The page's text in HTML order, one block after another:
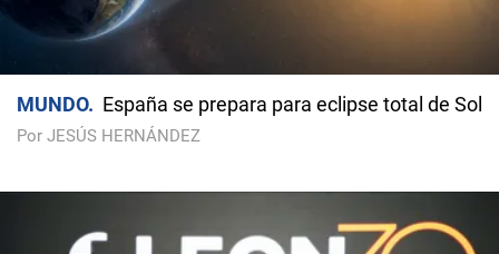
MUNDO España se prepara para eclipse total de Sol
Por JESÚS HERNÁNDEZ